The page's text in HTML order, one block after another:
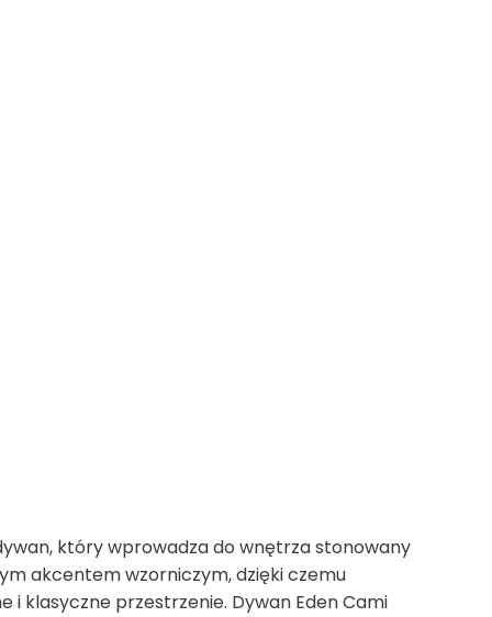
który wprowadza do wnętrza stonowany
akcentem wzorniczym, dzięki czemu
klasyczne przestrzenie. Dywan Eden Cami